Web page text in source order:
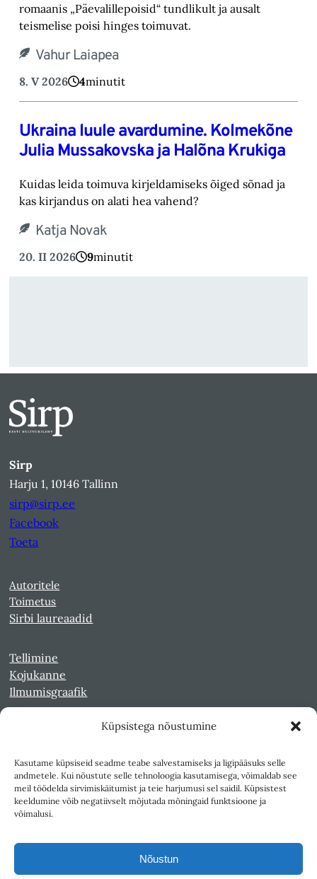
Küpsistega nõustumine
Kasutame küpsiseid seadme teabe salvestamiseks ja ligipääsuks selle
andmetele. Kui nõustute selle tehnoloogia kasutamisega, võimaldab see
meil töödelda sirvimiskäitumist ja teie harjumusi sel saidil. Küpsistest
keeldumine võib negatiivselt mõjutada mõningaid funktsioone ja
võimalusi.
Nõustun
romaanis „Päevalillepoisid“ tundlikult ja ausalt
teismelise poisi hinges toimuvat.
Vahur Laiapea
8. V 2026 4minutit
Ukraina luule avardumine. Kolmekõne
Julia Mussakovska ja Halõna Krukiga
Kuidas leida toimuva kirjeldamiseks õiged sõnad ja
kas kirjandus on alati hea vahend?
Katja Novak
20. II 2026 9minutit
Sirp
Harju 1, 10146 Tallinn
sirp@sirp.ee
Facebook
Toeta
Autoritele
Toimetus
Sirbi laureaadid
Tellimine
Kojukanne
Ilmumisgraafik
Kultuurileht 1994-1997
Reede 1989-1990
Sirp ja Vasar 1940-1989
Teksti- ja andmekaeve